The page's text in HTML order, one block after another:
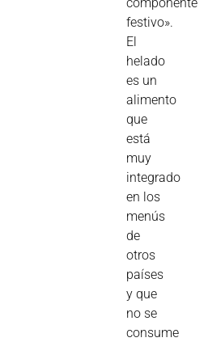
componente
festivo».
El
helado
es un
alimento
que
está
muy
integrado
en los
menús
de
otros
países
y que
no se
consume